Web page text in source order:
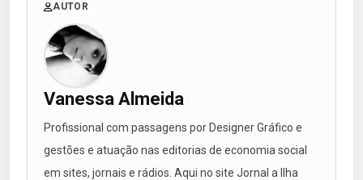
AUTOR
Vanessa Almeida
Profissional com passagens por Designer Gráfico e
gestões e atuação nas editorias de economia social
em sites, jornais e rádios. Aqui no site Jornal a Ilha